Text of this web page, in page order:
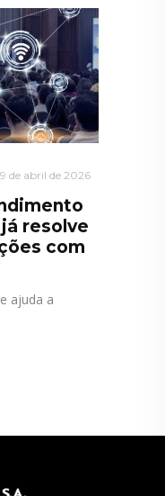
de abril de 2026
resolve
com
ajuda a